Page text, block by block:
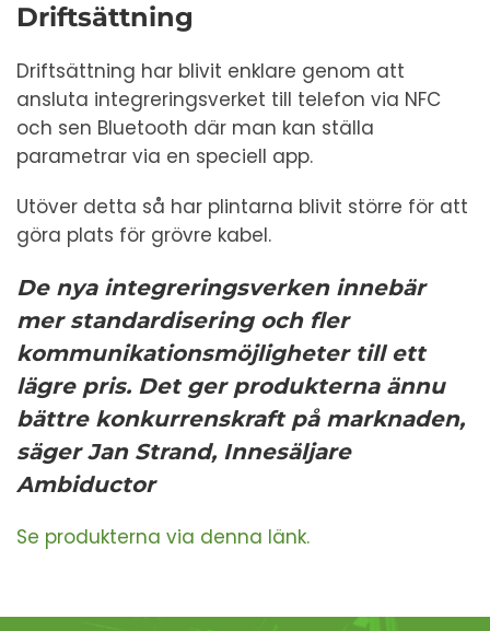
Driftsättning
Driftsättning har blivit enklare genom att
ansluta integreringsverket till telefon via NFC
och sen Bluetooth där man kan ställa
parametrar via en speciell app.
Utöver detta så har plintarna blivit större för att
göra plats för grövre kabel.
De nya integreringsverken innebär
mer standardisering och fler
kommunikationsmöjligheter till ett
lägre pris. Det ger produkterna ännu
bättre konkurrenskraft på marknaden,
säger Jan Strand, Innesäljare
Ambiductor
Se produkterna via denna länk.